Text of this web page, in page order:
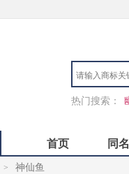
热门搜索：
首页 同
> 神仙鱼